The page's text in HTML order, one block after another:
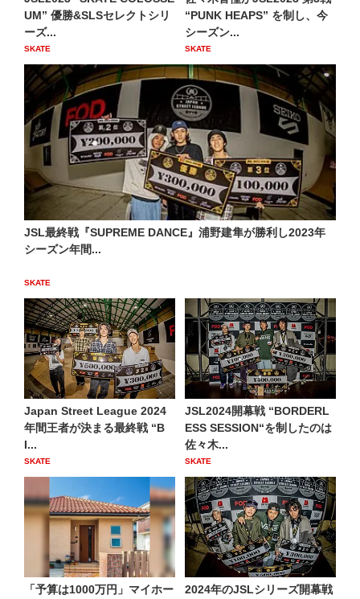
UM” 優勝&SLSセレクトシリ
ーズ...
SKATE
“PUNK HEAPS” を制し、今
シーズン...
SKATE
JSL最終戦『SUPREME DANCE』浦野建隼が勝利し2023年
シーズン年間...
SKATE
Japan Street League 2024
年間王者が決まる最終戦 “B
I...
SKATE
JSL2024開幕戦 “BORDERL
ESS SESSION“を制したのは
佐々木...
SKATE
「予算は1000万円」マイホー
2024年のJSLシリーズ開幕戦